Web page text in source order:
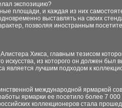
экспозицию?
площади, и каждая из них
выставлять на своих
позволяя иностранным
Хикса, главным тезисом
из которого он должен был
является лучшим подходом к
международной ярмаркой
ярмарки ее посетило более 7 000
коллекционеров стала